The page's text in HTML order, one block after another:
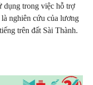
dụng trong việc hỗ trợ
nghiên cứu của lương
trên đất Sài Thành.